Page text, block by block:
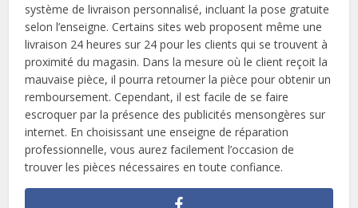
système de livraison personnalisé, incluant la pose gratuite
selon l’enseigne. Certains sites web proposent même une
livraison 24 heures sur 24 pour les clients qui se trouvent à
proximité du magasin. Dans la mesure où le client reçoit la
mauvaise pièce, il pourra retourner la pièce pour obtenir un
remboursement. Cependant, il est facile de se faire
escroquer par la présence des publicités mensongères sur
internet. En choisissant une enseigne de réparation
professionnelle, vous aurez facilement l’occasion de
trouver les pièces nécessaires en toute confiance.